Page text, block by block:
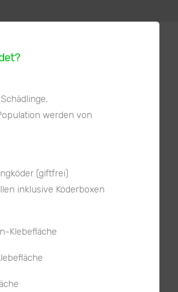
werden von
(giftfrei)
inklusive Köderboxen
Klebefläche